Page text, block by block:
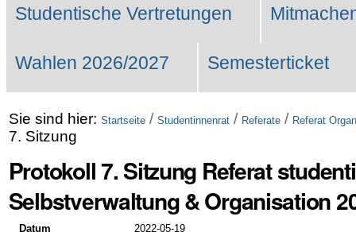
Studentische Vertretungen
Wahlen 2026/2027 Semesterticket
Sie sind hier: Startseite / Studentinnenrat / Referate / Referat
7. Sitzung
Protokoll 7. Sitzung Referat
Selbstverwaltung & Organisation
Datum 2022-05-19